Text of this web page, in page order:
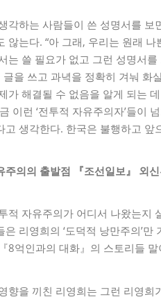
각하는 사람들이 쓴 성명서를
않는다. “아 그래, 우리는 원래
는 쓸 필요가 없고 그런 성명서
을 쓰고 과녁을 정확히 겨눠
가 해결될 수 없음을 알게 되는
이런 ‘전투적 자유주의자’들이
고 생각한다. 한국은 불행하고
주의의 출발점 『조선일보』 외
적 자유주의가 어디서 나왔는지
은 리영희의 ‘도덕적 낭만주의’
8억인과의 대화』의 스토리들
향을 끼친 리영희는 그런 리영희